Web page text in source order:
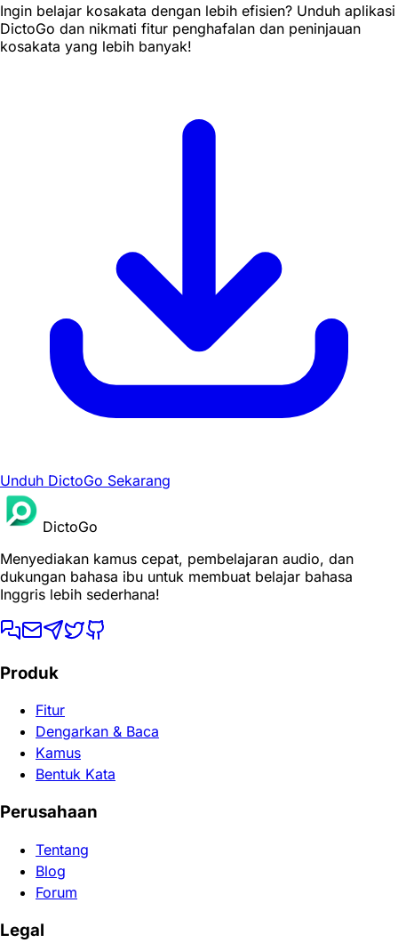
Ingin belajar kosakata dengan lebih efisien? Unduh aplikasi
DictoGo dan nikmati fitur penghafalan dan peninjauan
kosakata yang lebih banyak!
Unduh DictoGo Sekarang
DictoGo
Menyediakan kamus cepat, pembelajaran audio, dan
dukungan bahasa ibu untuk membuat belajar bahasa
Inggris lebih sederhana!
Produk
Fitur
Dengarkan & Baca
Kamus
Bentuk Kata
Perusahaan
Tentang
Blog
Forum
Legal